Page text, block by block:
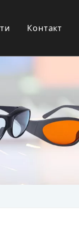
Лазерные
Контакт